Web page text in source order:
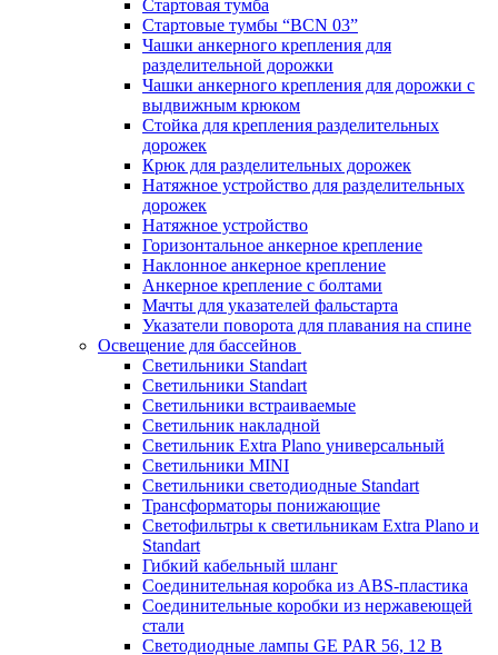
Стартовая тумба
Стартовые тумбы “BCN 03”
Чашки анкерного крепления для
разделительной дорожки
Чашки анкерного крепления для дорожки с
выдвижным крюком
Стойка для крепления разделительных
дорожек
Крюк для разделительных дорожек
Натяжное устройство для разделительных
дорожек
Натяжное устройство
Горизонтальное анкерное крепление
Наклонное анкерное крепление
Анкерное крепление с болтами
Мачты для указателей фальстарта
Указатели поворота для плавания на спине
Освещение для бассейнов
Светильники Standart
Светильники Standart
Светильники встраиваемые
Светильник накладной
Светильник Extra Plano универсальный
Светильники MINI
Светильники светодиодные Standart
Трансформаторы понижающие
Светофильтры к светильникам Extra Plano и
Standart
Гибкий кабельный шланг
Соединительная коробка из ABS-пластика
Соединительные коробки из нержавеющей
стали
Светодиодные лампы GE PAR 56, 12 В